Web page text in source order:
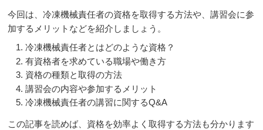
今回は、冷凍機械責任者の資格を取得する方法や、講習会に参
加するメリットなどを紹介しましょう。
冷凍機械責任者とはどのような資格？
有資格者を求めている職場や働き方
資格の種類と取得の方法
講習会の内容や参加するメリット
冷凍機械責任者の講習に関するQ&A
この記事を読めば、資格を効率よく取得する方法も分かります